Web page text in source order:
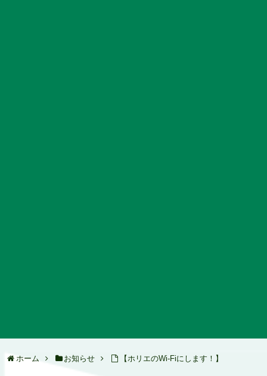
ホーム お知らせ 【ホリエのWi-Fiにします！】